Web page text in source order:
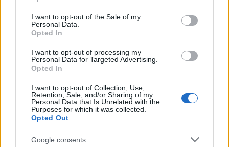
use your data for below specified purposes in below Google
consent section.
I want to opt-out of the Sale of my
Personal Data.
Opted In
I want to opt-out of processing my
Personal Data for Targeted Advertising.
Opted In
I want to opt-out of Collection, Use,
Retention, Sale, and/or Sharing of my
Personal Data that Is Unrelated with the
Purposes for which it was collected.
Opted Out
Google consents
ΑΣΕΠ: Εξ αποστάσεως η πιο Εύκολη
Πιστοποίηση Υπολογιστών σε 2
μέρες
Μάθε πρώτος όλες τις σημαντικές
ειδήσεις.
Βάλε το proson.gr στα αποτελέσματα
αναζήτησης της Google